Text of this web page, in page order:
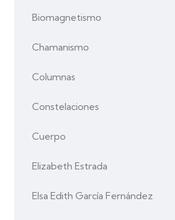
Biomagnetismo
Chamanismo
Columnas
Constelaciones
Cuerpo
Elizabeth Estrada
Elsa Edith García Fernández